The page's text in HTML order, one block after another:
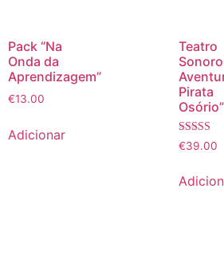
Pack “Na
Onda da
Aprendizagem”
€13.00
Adicionar
Teatro
Sonoro
Pirata
Osório”
Avaliação
5.00
€39.00